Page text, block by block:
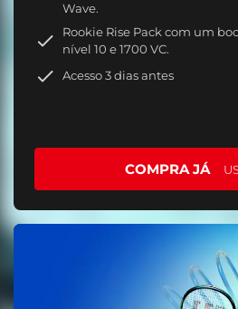
Wave.
Rookie Rise Pack com um
nível 10 e 1700 VC.
Acesso 3 dias antes
COMPRA JÁ